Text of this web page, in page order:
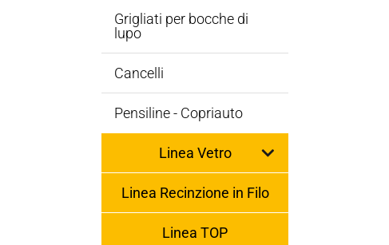
Grigliati per bocche di
lupo
Cancelli
Pensiline - Copriauto
Linea Vetro
Linea Recinzione in Filo
Linea TOP